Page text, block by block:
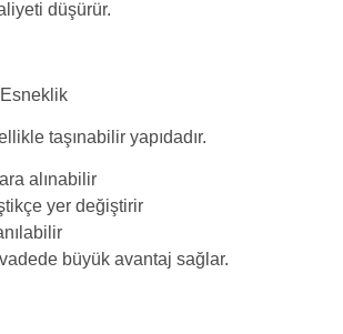
düşürür.
taşınabilir yapıdadır.
alınabilir
yer değiştirir
büyük avantaj sağlar.